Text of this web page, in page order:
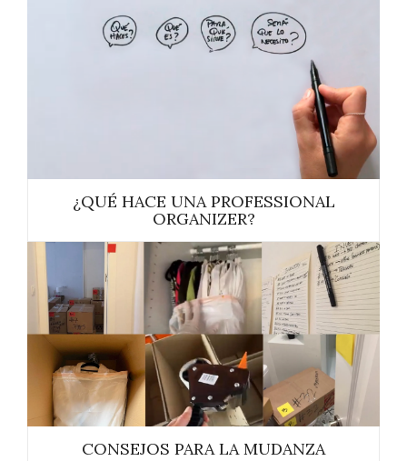
¿QUÉ HACE UNA PROFESSIONAL
ORGANIZER?
CONSEJOS PARA LA MUDANZA